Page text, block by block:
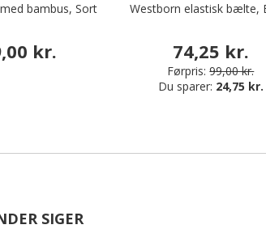
bambus, Sort
kr.
Westborn elastisk bælte,
74,25 kr.
Førpris: 99,00 kr.
Du sparer: 24,75 kr.
SIGER